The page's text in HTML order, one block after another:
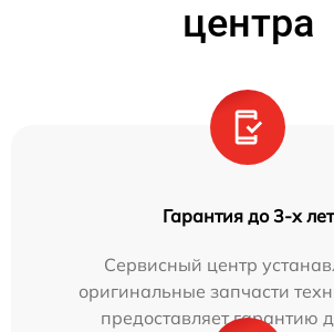
центра
Гарантия до 3-х лет
Сервисный центр
оригинальные запчасти
предоставляет гарантию